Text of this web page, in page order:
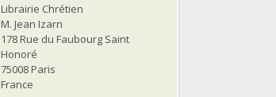
Librairie Chrétien
M. Jean Izarn
178 Rue du Faubourg Saint
Honoré
75008 Paris
France